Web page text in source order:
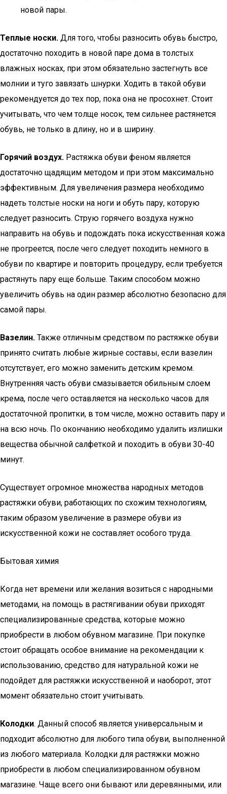
новой пары.
Теплые носки. Для того, чтобы разносить обувь быстро,
достаточно походить в новой паре дома в толстых
влажных носках, при этом обязательно застегнуть все
молнии и туго завязать шнурки. Ходить в такой обуви
рекомендуется до тех пор, пока она не просохнет. Стоит
учитывать, что чем толще носок, тем сильнее растянется
обувь, не только в длину, но и в ширину.
Горячий воздух. Растяжка обуви феном является
достаточно щадящим методом и при этом максимально
эффективным. Для увеличения размера необходимо
надеть толстые носки на ноги и обуть пару, которую
следует разносить. Струю горячего воздуха нужно
направить на обувь и подождать пока искусственная кожа
не прогреется, после чего следует походить немного в
обуви по квартире и повторить процедуру, если требуется
растянуть пару еще больше. Таким способом можно
увеличить обувь на один размер абсолютно безопасно для
самой пары.
Вазелин. Также отличным средством по растяжке обуви
принято считать любые жирные составы, если вазелин
отсутствует, его можно заменить детским кремом.
Внутренняя часть обуви смазывается обильным слоем
крема, после чего оставляется на несколько часов для
достаточной пропитки, в том числе, можно оставить пару и
на всю ночь. По окончанию необходимо удалить излишки
вещества обычной салфеткой и походить в обуви 30-40
минут.
Существует огромное множества народных методов
растяжки обуви, работающих по схожим технологиям,
таким образом увеличение в размере обуви из
искусственной кожи не составляет особого труда.
Бытовая химия
Когда нет времени или желания возиться с народными
методами, на помощь в растягивании обуви приходят
специализированные средства, которые можно
приобрести в любом обувном магазине. При покупке
стоит обращать особое внимание на рекомендации к
использованию, средство для натуральной кожи не
подойдет для растяжки искусственной и наоборот, этот
момент обязательно стоит учитывать.
Колодки. Данный способ является универсальным и
подходит абсолютно для любого типа обуви, выполненной
из любого материала. Колодки для растяжки можно
приобрести в любом специализированном обувном
магазине. Чаще всего они бывают или деревянными, или